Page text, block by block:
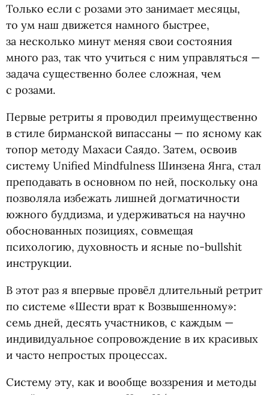
Только если с розами это занимает месяцы,
то ум наш движется намного быстрее,
за несколько минут меняя свои состояния
много раз, так что учиться с ним управляться —
задача существенно более сложная, чем
с розами.
Первые ретриты я проводил преимущественно
в стиле бирманской випассаны — по ясному как
топор методу Махаси Саядо. Затем, освоив
систему Unified Mindfulness Шинзена Янга, стал
преподавать в основном по ней, поскольку она
позволяла избежать лишней догматичности
южного буддизма, и удерживаться на научно
обоснованных позициях, совмещая
психологию, духовность и ясные no-bullshit
инструкции.
В этот раз я впервые провёл длительный ретрит
по системе «Шести врат к Возвышенному»:
семь дней, десять участников, с каждым —
индивидуальное сопровождение в их красивых
и часто непростых процессах.
Систему эту, как и вообще воззрения и методы